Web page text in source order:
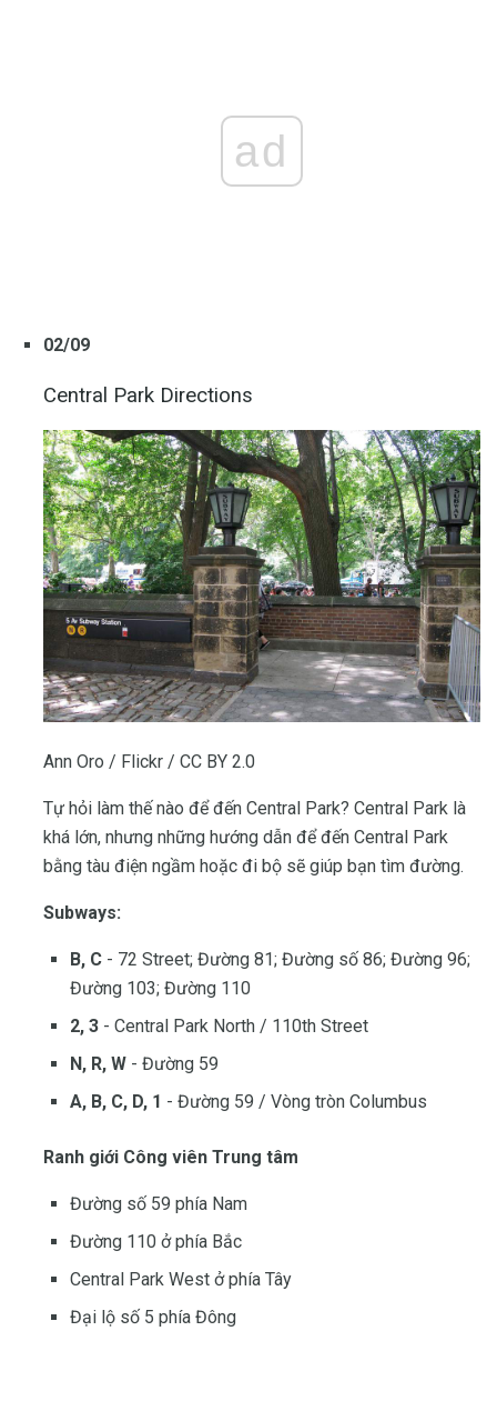
ad
02/09
Central Park Directions
Ann Oro / Flickr / CC BY 2.0
Tự hỏi làm thế nào để đến Central Park? Central Park là
khá lớn, nhưng những hướng dẫn để đến Central Park
bằng tàu điện ngầm hoặc đi bộ sẽ giúp bạn tìm đường.
Subways:
B, C - 72 Street; Đường 81; Đường số 86; Đường 96;
Đường 103; Đường 110
2, 3 - Central Park North / 110th Street
N, R, W - Đường 59
A, B, C, D, 1 - Đường 59 / Vòng tròn Columbus
Ranh giới Công viên Trung tâm
Đường số 59 phía Nam
Đường 110 ở phía Bắc
Central Park West ở phía Tây
Đại lộ số 5 phía Đông